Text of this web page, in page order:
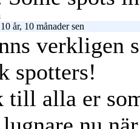
10 år, 10 månader sen
verkligen
spotters!
till alla er